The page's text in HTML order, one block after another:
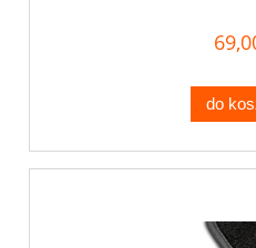
do